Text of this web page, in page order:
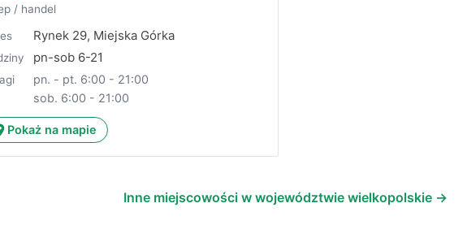
/ handel
Rynek 29, Miejska Górka
pn-sob 6-21
pn. - pt. 6:00 - 21:00
sob. 6:00 - 21:00
Pokaż na mapie
Inne miejscowości w województwie wielkopolskie →